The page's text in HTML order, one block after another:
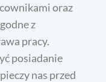
oraz
z
pracy.
posiadanie
nas przed